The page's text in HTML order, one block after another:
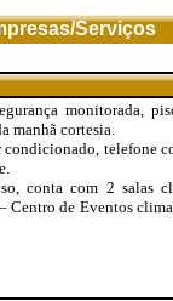
Serviços
monitorada,
manhã cortesia.
condicionado,
conta com 2 salas
Centro de Eventos